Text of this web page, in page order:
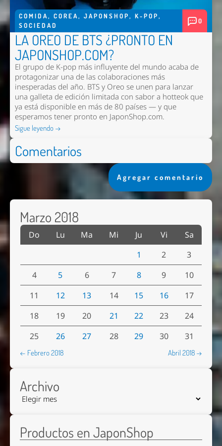
COMIDA, COREA, JAPONSHOP, K-POP,
SOCIEDAD
0
LA OREO DE BTS ¿PRONTO EN
JAPONSHOP.COM?
El grupo de K-pop más influyente del mundo acaba de
protagonizar una de las colaboraciones más
inesperadas del año. BTS y Oreo se unen para lanzar
una galleta de edición limitada con sabor a hotteok que
ya está disponible en más de 80 países — y que
esperamos tener pronto en JaponShop.com.
Sigue leyendo →
Comentarios
Agregar comentario
Marzo 2018
Do Lu Ma Mi Ju Vi
Sa
1
2
3
4
5 6 7 8 9
10
11
12 13 14 15 16
17
18
19 20 21 22 23
24
25
26 27 28 29 30 31
← Febrero 2018 Abril 2018 →
Archivo
Productos en JaponShop